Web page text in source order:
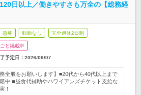
日以上／働きやすさも万全の【総務経
急募 転勤なし 完全週休2日制
と掲載中
予定日： 2026/09/07
務全般をお願いします】■20代から40代以上まで
中 ■昼食代補助やハワイアンズチケット支給な
！